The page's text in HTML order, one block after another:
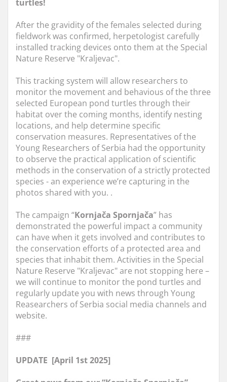
turtles!
After the gravidity of the females selected during
fieldwork was confirmed, herpetologist carefully
installed tracking devices onto them at the Special
Nature Reserve "Kraljevac".
This tracking system will allow researchers to
monitor the movement and behavious of the three
selected European pond turtles through their
habitat over the coming months, identify nesting
locations, and help determine specific
conservation measures. Representatives of the
Young Researchers of Serbia had the opportunity
to observe the practical application of scientific
methods in the conservation of a strictly protected
species - an experience we’re capturing in the
photos shared with you. .
The campaign “Kornjača Spornjača” has
demonstrated the powerful impact a community
can have when it gets involved and contributes to
the conservation efforts of a protected area and
species that inhabit them. Activities in the Special
Nature Reserve "Kraljevac" are not stopping here –
we will continue to monitor the pond turtles and
regularly update you with news through Young
Reasearchers of Serbia social media channels and
website.
###
UPDATE [April 1st 2025]